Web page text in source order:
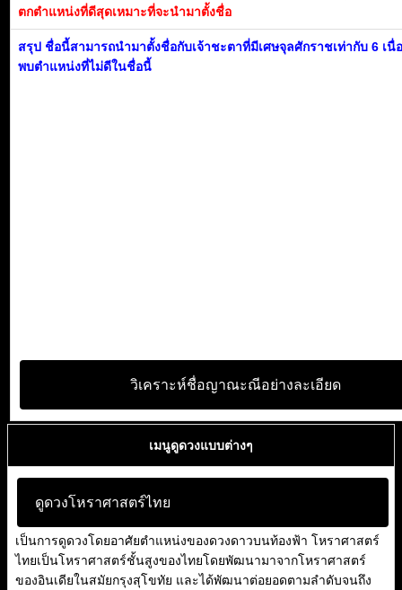
ตกตำแหน่งที่ดีสุดเหมาะที่จะนำมาตั้งชื่อ
สรุป ชื่อนี้สามารถนำมาตั้งชื่อกับเจ้าชะตาที่มีเศษจุลศักราชเท่ากับ 6 เนื่
พบตำแหน่งที่ไม่ดีในชื่อนี้
วิเคราะห์ชื่อญาณะณีอย่างละเอียด
เมนูดูดวงแบบต่างๆ
ดูดวงโหราศาสตร์ไทย
เป็นการดูดวงโดยอาศัยตำแหน่งของดวงดาวบนท้องฟ้า โหราศาสตร์
ไทยเป็นโหราศาสตร์ชั้นสูงของไทยโดยพัฒนามาจากโหราศาสตร์
ของอินเดียในสมัยกรุงสุโขทัย และได้พัฒนาต่อยอดตามลำดับจนถึง